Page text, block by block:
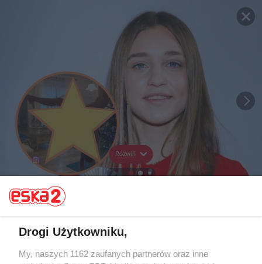
Rozwiń
Drogi Użytkowniku,
My, naszych 1162 zaufanych partnerów oraz inne